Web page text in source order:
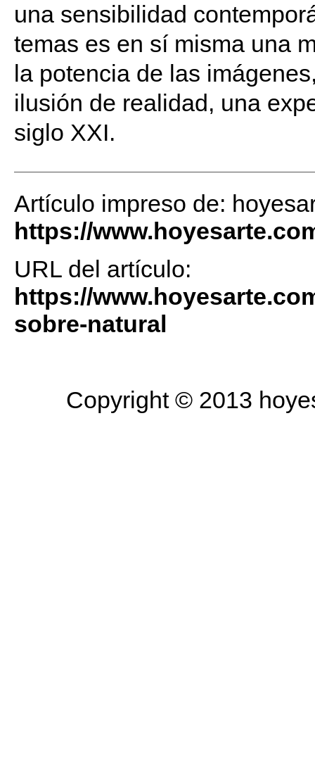
una sensibilidad
temas es en sí misma una
la potencia de las
ilusión de realidad, una
siglo XXI.
Artículo impreso de:
https://
URL del artículo:
https://
sobre-natural
Copyright © 2013